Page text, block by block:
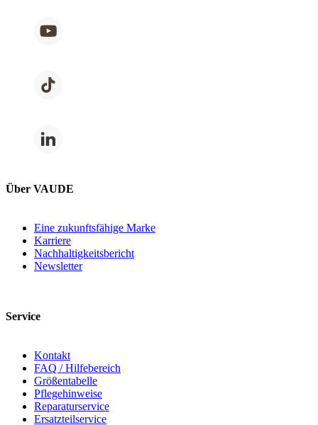
Über VAUDE
Eine zukunftsfähige Marke
Karriere
Nachhaltigkeitsbericht
Newsletter
Service
Kontakt
FAQ / Hilfebereich
Größentabelle
Pflegehinweise
Reparaturservice
Ersatzteilservice